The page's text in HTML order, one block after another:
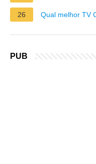
26 Qual melhor TV
PUB